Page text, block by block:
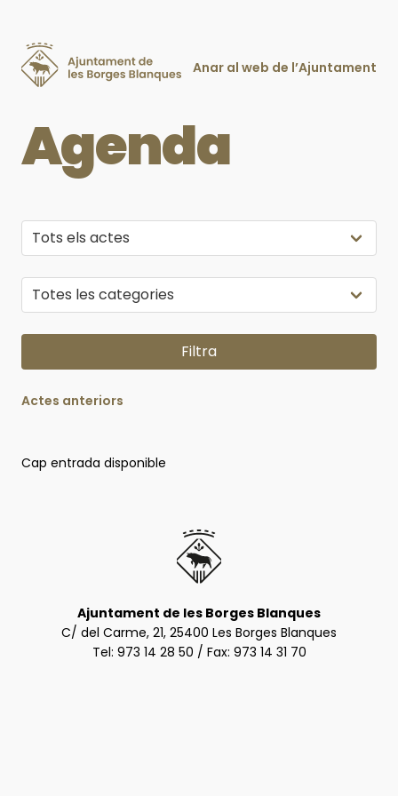
Anar al web de l’Ajuntament
Agenda
Selecciona els actes
Selecciona el mes
Selecciona la categoria
Filtra
Actes anteriors
Cap entrada disponible
Ajuntament de les Borges Blanques
C/ del Carme, 21, 25400 Les Borges Blanques
Tel: 973 14 28 50 / Fax: 973 14 31 70